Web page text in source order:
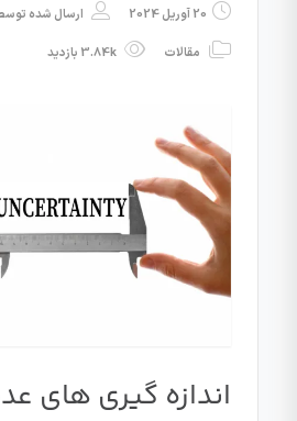
20 آوریل 2024 ارسال شده
مقالات
اندازه گیری های